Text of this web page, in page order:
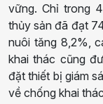
vững. Chỉ trong
thủy sản đã đạt
nuôi tăng 8,2%,
khai thác cũng
đặt thiết bị giám
về chống khai